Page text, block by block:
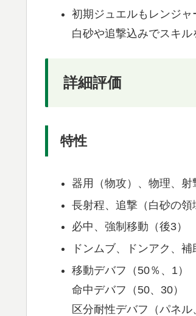
初期ジュエルもレンジャ
白砂や追撃込みでスキル
詳細評価
特性
器用（物攻）、物理、
長射程、追撃（白砂の領
必中、強制移動（後3）
ドンムブ、ドンアク、補
移動デバフ（50％、1）
命中デバフ（50、30）
区分耐性デバフ（パネル